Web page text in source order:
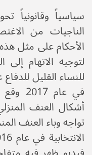
سياسياً وقانونياً
الناجيات من
الأحكام على مثل
لتوجيه الاتهام
للنساء القليل
في
أشكال العنف
تواجه وباء العنف